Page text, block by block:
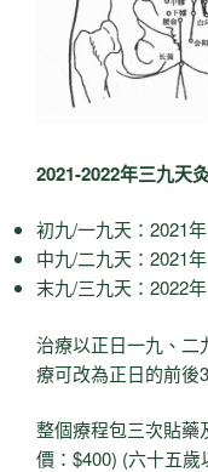
2021-2022年三九天
初九/一九天：2021
中九/二九天：2021
末九/三九天：2022
治療以正日一九、二
療可改為正日的前後
整個療程包三次貼藥
價：$400) (六十五